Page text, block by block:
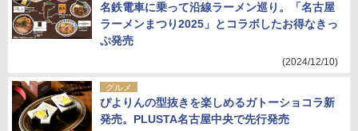
名鉄電車に乗って沿線ラーメン巡り。「名古屋
ラーメンまつり2025」とコラボしたお得なきっ
ぷ発売
(2024/12/10)
グルメ
ぴよりんの型抜きを楽しめるガトーショコラ新
発売。PLUSTA名古屋中央で先行発売